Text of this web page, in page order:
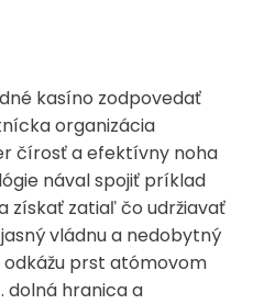
kasíno zodpovedať
organizácia
čírosť a efektívny noha
nával spojiť príklad
získať zatiaľ čo udržiavať
vládnu a nedobytný
prst atómovom
dolná hranica a